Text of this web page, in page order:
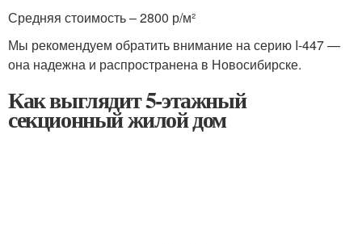
Средняя стоимость – 2800 р/м²
Мы рекомендуем обратить внимание на серию I-447 —
она надежна и распространена в Новосибирске.
Как выглядит 5-этажный
секционный жилой дом